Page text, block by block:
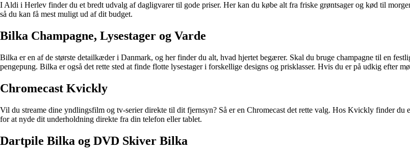
I Aldi i Herlev finder du et bredt udvalg af dagligvarer til gode priser. Her kan du købe alt fra friske grøntsager og kød til
så du kan få mest muligt ud af dit budget.
Bilka Champagne, Lysestager og Varde
Bilka er en af de største detailkæder i Danmark, og her finder du alt, hvad hjertet begærer. Skal du bruge champagne til en
pengepung. Bilka er også det rette sted at finde flotte lysestager i forskellige designs og prisklasser. Hvis du er på udkig efter
Chromecast Kvickly
Vil du streame dine yndlingsfilm og tv-serier direkte til dit fjernsyn? Så er en Chromecast det rette valg. Hos Kvickly finder
for at nyde dit underholdning direkte fra din telefon eller tablet.
Dartpile Bilka og DVD Skiver Bilka